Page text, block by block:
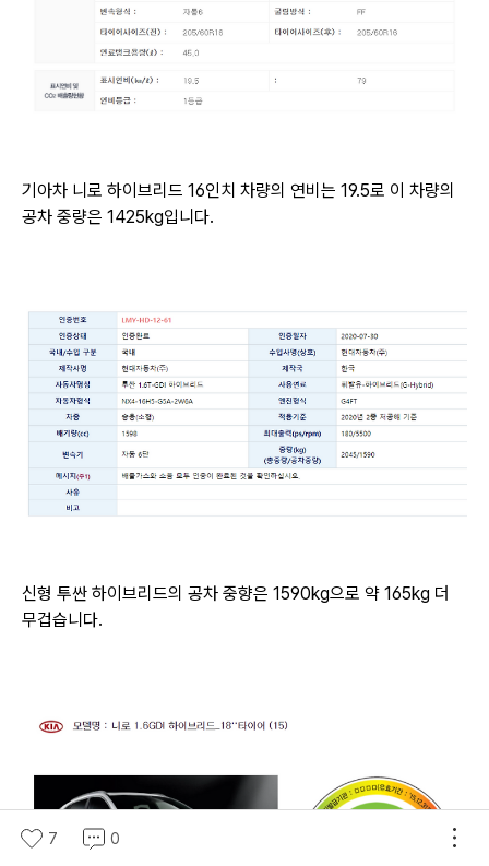
기아차 니로 하이브리드 16인치 차량의 연비는 19.5로 이 차량의
공차 중량은 1425kg입니다.
신형 투싼 하이브리드의 공차 중향은 1590kg으로 약 165kg 더
무겁습니다.
7 0